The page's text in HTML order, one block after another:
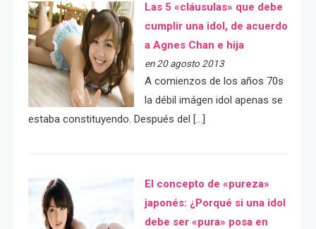
Las 5 «cláusulas» que debe
cumplir una idol, de acuerdo
a Agnes Chan e hija
en 20 agosto 2013
A comienzos de los años 70s
la débil imágen idol apenas se
estaba constituyendo. Después del […]
El concepto de «pureza»
japonés: ¿Porqué si una idol
debe ser «pura» posa en